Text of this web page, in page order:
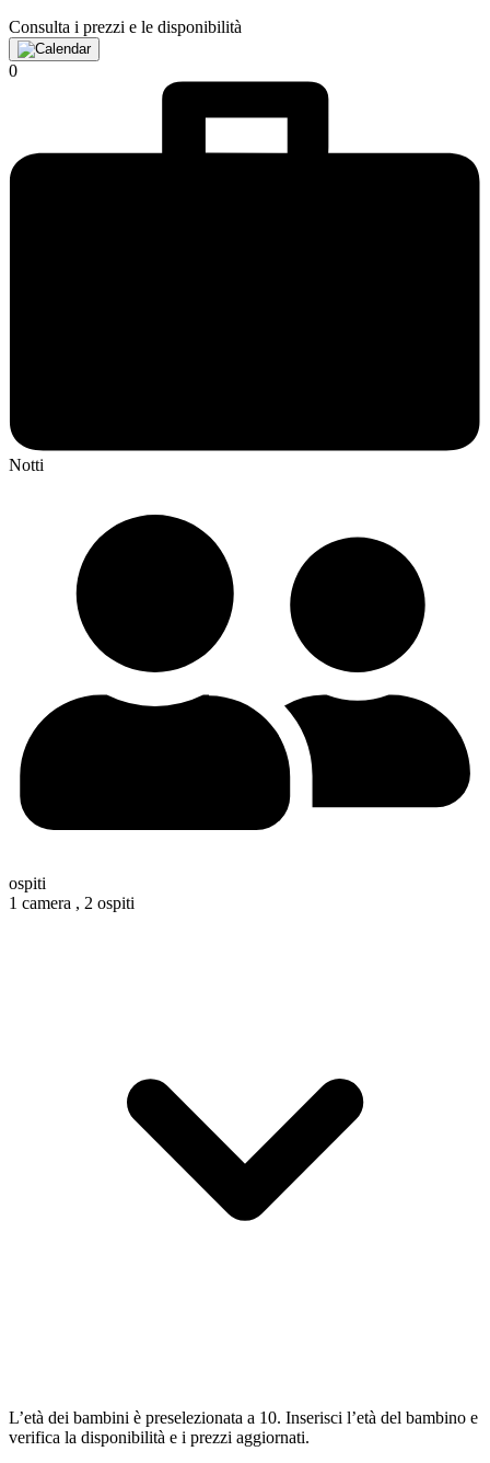
Consulta i prezzi e le disponibilità
0
Notti
ospiti
1 camera , 2 ospiti
L’età dei bambini è preselezionata a 10. Inserisci l’età del bambino e
verifica la disponibilità e i prezzi aggiornati.